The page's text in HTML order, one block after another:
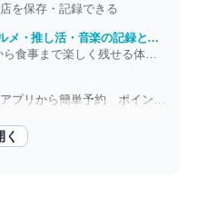
を保存・記録できる
レポブ - 日常・映画・本・グルメ・推し活・音楽の記録と共有
く